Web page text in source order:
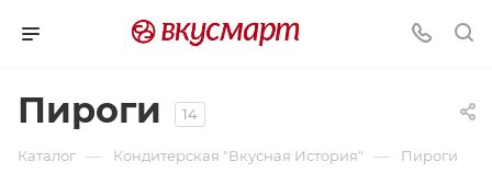
Пироги 14
Каталог — Кондитерская "Вкусная История" — Пироги